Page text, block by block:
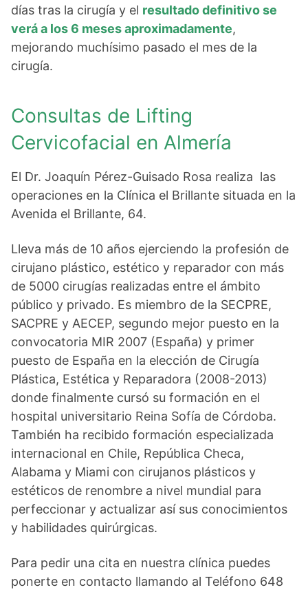
días tras la cirugía y el resultado definitivo se
verá a los 6 meses aproximadamente,
mejorando muchísimo pasado el mes de la
cirugía.
Consultas de Lifting
Cervicofacial en Almería
El Dr. Joaquín Pérez-Guisado Rosa realiza las
operaciones en la Clínica el Brillante situada en la
Avenida el Brillante, 64.
Lleva más de 10 años ejerciendo la profesión de
cirujano plástico, estético y reparador con más
de 5000 cirugías realizadas entre el ámbito
público y privado. Es miembro de la SECPRE,
SACPRE y AECEP, segundo mejor puesto en la
convocatoria MIR 2007 (España) y primer
puesto de España en la elección de Cirugía
Plástica, Estética y Reparadora (2008-2013)
donde finalmente cursó su formación en el
hospital universitario Reina Sofía de Córdoba.
También ha recibido formación especializada
internacional en Chile, República Checa,
Alabama y Miami con cirujanos plásticos y
estéticos de renombre a nivel mundial para
perfeccionar y actualizar así sus conocimientos
y habilidades quirúrgicas.
Para pedir una cita en nuestra clínica puedes
ponerte en contacto llamando al Teléfono 648